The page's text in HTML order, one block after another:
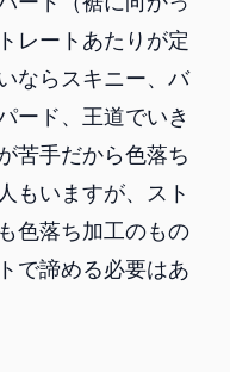
レートあたりが定
ならスキニー、バ
ード、王道でいき
苦手だから色落ち
もいますが、スト
色落ち加工のもの
で諦める必要はあ